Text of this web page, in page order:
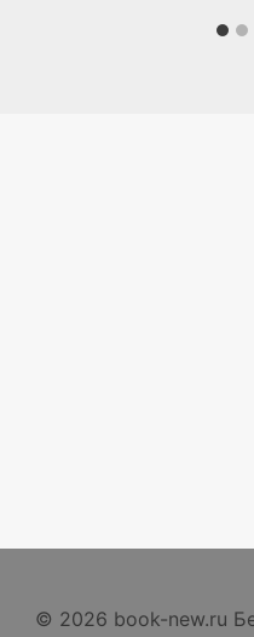
© 2026 book-new.ru